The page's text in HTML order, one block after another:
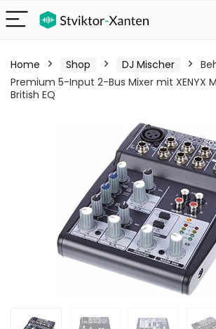
Home Shop DJ Mischer
Premium 5-Input 2-Bus Mixer mit XENYX
British EQ